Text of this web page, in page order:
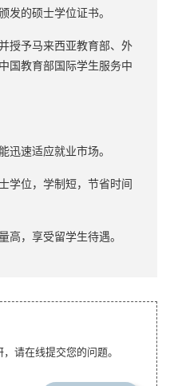
发的硕士学位证书。
授予马来西亚教育部、外
国教育部国际学生服务中
迅速适应就业市场。
学位，学制短，节省时间
高，享受留学生待遇。
请在线提交您的问题。